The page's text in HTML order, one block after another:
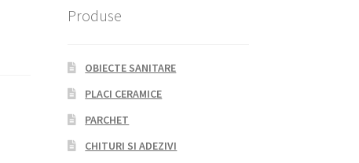
Produse
OBIECTE SANITARE
PLACI CERAMICE
PARCHET
CHITURI SI ADEZIVI